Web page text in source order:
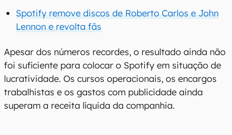
Spotify remove discos de Roberto Carlos e John
Lennon e revolta fãs
Apesar dos números recordes, o resultado ainda não
foi suficiente para colocar o Spotify em situação de
lucratividade. Os cursos operacionais, os encargos
trabalhistas e os gastos com publicidade ainda
superam a receita líquida da companhia.